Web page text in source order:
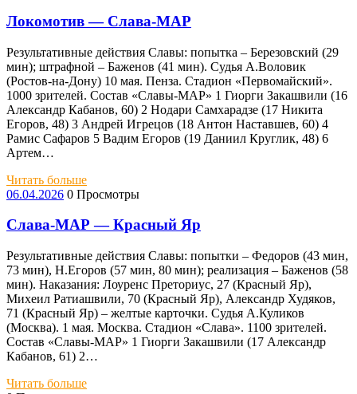
Локомотив — Слава-МАР
Результативные действия Славы: попытка – Березовский (29
мин); штрафной – Баженов (41 мин). Судья А.Воловик
(Ростов-на-Дону) 10 мая. Пенза. Стадион «Первомайский».
1000 зрителей. Состав «Славы-МАР» 1 Гиорги Закашвили (16
Александр Кабанов, 60) 2 Нодари Самхарадзе (17 Никита
Егоров, 48) 3 Андрей Игрецов (18 Антон Наставшев, 60) 4
Рамис Сафаров 5 Вадим Егоров (19 Даниил Круглик, 48) 6
Артем…
Читать больше
06.04.2026 0 Просмотры
Слава-МАР — Красный Яр
Результативные действия Славы: попытки – Федоров (43 мин,
73 мин), Н.Егоров (57 мин, 80 мин); реализация – Баженов (58
мин). Наказания: Лоуренс Преториус, 27 (Красный Яр),
Михеил Ратиашвили, 70 (Красный Яр), Александр Худяков,
71 (Красный Яр) – желтые карточки. Судья А.Куликов
(Москва). 1 мая. Москва. Стадион «Слава». 1100 зрителей.
Состав «Славы-МАР» 1 Гиорги Закашвили (17 Александр
Кабанов, 61) 2…
Читать больше